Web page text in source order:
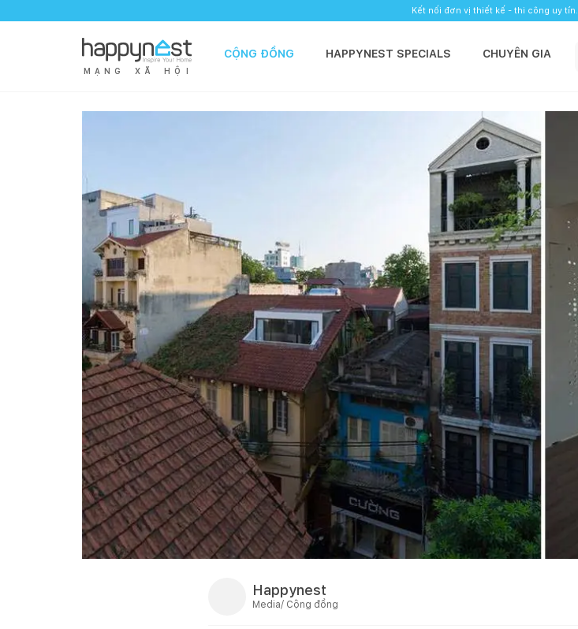
Kết nối đơn vị thiết kế - thi công uy tín.
M Ạ N G X Ã H Ộ I
CỘNG ĐỒNG HAPPYNEST SPECIALS CHUYÊN GIA
Happynest
Media/ Cộng đồng